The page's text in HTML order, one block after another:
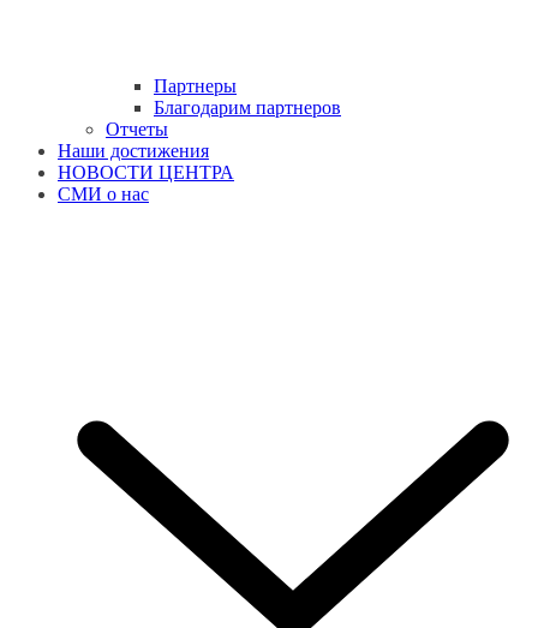
Партнеры
Благодарим партнеров
Отчеты
Наши достижения
НОВОСТИ ЦЕНТРА
СМИ о нас